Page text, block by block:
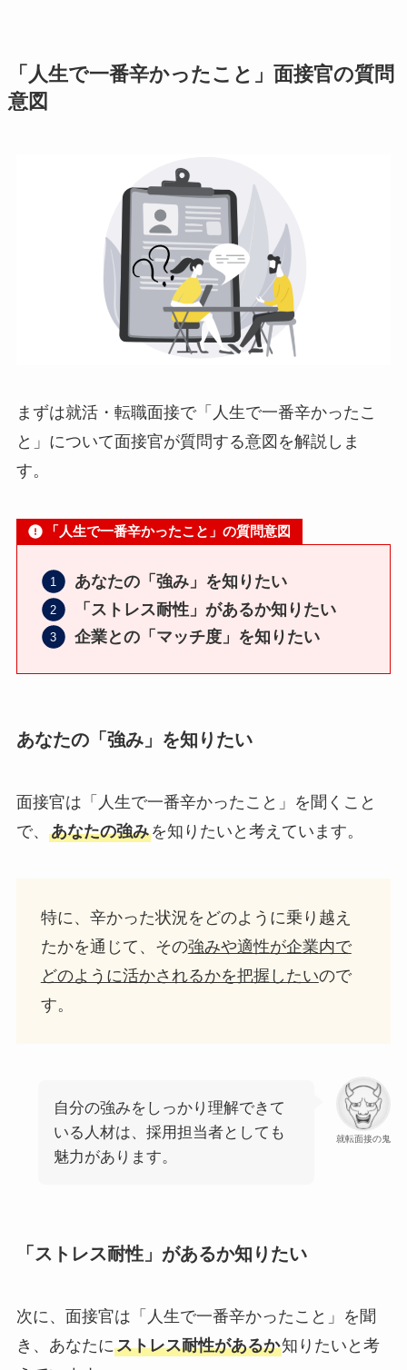
「人生で一番辛かったこと」面接官の質問
意図
まずは就活・転職面接で「人生で一番辛かったこ
と」について面接官が質問する意図を解説しま
す。
「人生で一番辛かったこと」の質問意図
あなたの「強み」を知りたい
「ストレス耐性」があるか知りたい
企業との「マッチ度」を知りたい
あなたの「強み」を知りたい
面接官は「人生で一番辛かったこと」を聞くこと
で、 あなたの強みを知りたいと考えています。
特に、辛かった状況をどのように乗り越え
たかを通じて、その強みや適性が企業内で
どのように活かされるかを把握したいので
す。
就転面接の鬼
自分の強みをしっかり理解できて
いる人材は、採用担当者としても
魅力があります。
「ストレス耐性」があるか知りたい
次に、面接官は「人生で一番辛かったこと」を聞
き、あなたにストレス耐性があるか知りたいと考